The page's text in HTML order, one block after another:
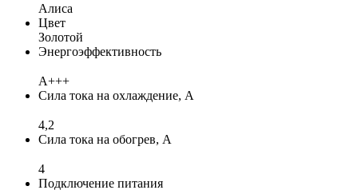
Алиса
Цвет
Золотой
Энергоэффективность
A+++
Сила тока на охлаждение, А
4,2
Сила тока на обогрев, А
4
Подключение питания